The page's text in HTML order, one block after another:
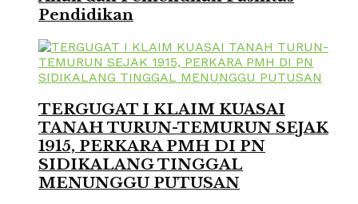
Pendidikan
TERGUGAT I KLAIM KUASAI
TANAH TURUN-TEMURUN SEJAK
1915, PERKARA PMH DI PN
SIDIKALANG TINGGAL
MENUNGGU PUTUSAN